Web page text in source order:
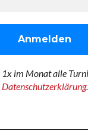
1x im Monat alle
Datenschutzerklärung.